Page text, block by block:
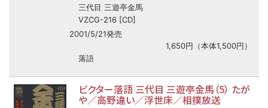
三代目 三遊亭金馬
VZCG-216 [CD]
2001/5/21発売
1,650円（本体1,500円）
落語
ビクター落語 三代目 三遊亭金馬（5） たが
や／高野違い／浮世床／相撲放送